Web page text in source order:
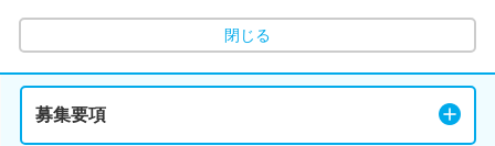
閉じる
募集要項